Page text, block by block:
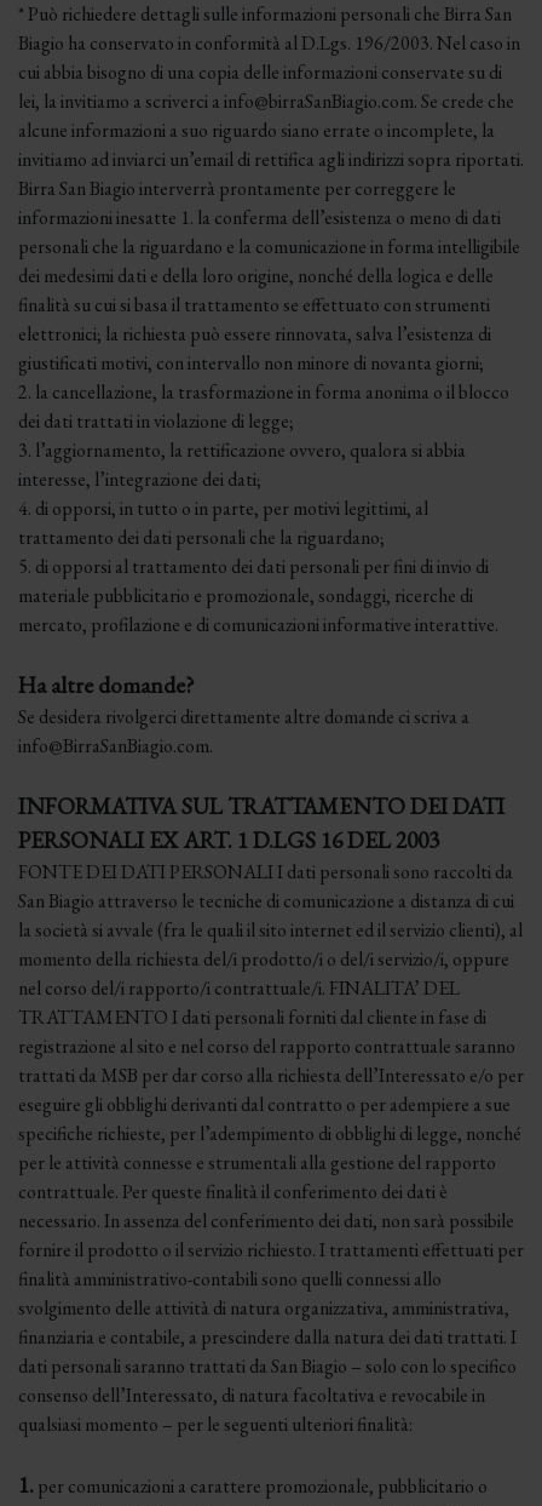
* Può richiedere dettagli sulle informazioni personali che Birra San
Biagio ha conservato in conformità al D.Lgs. 196/2003. Nel caso in
cui abbia bisogno di una copia delle informazioni conservate su di
lei, la invitiamo a scriverci a info@birraSanBiagio.com. Se crede che
alcune informazioni a suo riguardo siano errate o incomplete, la
invitiamo ad inviarci un’email di rettifica agli indirizzi sopra riportati.
Birra San Biagio interverrà prontamente per correggere le
informazioni inesatte 1. la conferma dell’esistenza o meno di dati
personali che la riguardano e la comunicazione in forma intelligibile
dei medesimi dati e della loro origine, nonché della logica e delle
finalità su cui si basa il trattamento se effettuato con strumenti
elettronici; la richiesta può essere rinnovata, salva l’esistenza di
giustificati motivi, con intervallo non minore di novanta giorni;
2. la cancellazione, la trasformazione in forma anonima o il blocco
dei dati trattati in violazione di legge;
3. l’aggiornamento, la rettificazione ovvero, qualora si abbia
interesse, l’integrazione dei dati;
4. di opporsi, in tutto o in parte, per motivi legittimi, al
trattamento dei dati personali che la riguardano;
5. di opporsi al trattamento dei dati personali per fini di invio di
materiale pubblicitario e promozionale, sondaggi, ricerche di
mercato, profilazione e di comunicazioni informative interattive.
Ha altre domande?
Se desidera rivolgerci direttamente altre domande ci scriva a
info@BirraSanBiagio.com.
INFORMATIVA SUL TRATTAMENTO DEI DATI
PERSONALI EX ART. 1 D.LGS 16 DEL 2003
FONTE DEI DATI PERSONALI I dati personali sono raccolti da
San Biagio attraverso le tecniche di comunicazione a distanza di cui
la società si avvale (fra le quali il sito internet ed il servizio clienti), al
momento della richiesta del/i prodotto/i o del/i servizio/i, oppure
nel corso del/i rapporto/i contrattuale/i. FINALITA’ DEL
TRATTAMENTO I dati personali forniti dal cliente in fase di
registrazione al sito e nel corso del rapporto contrattuale saranno
trattati da MSB per dar corso alla richiesta dell’Interessato e/o per
eseguire gli obblighi derivanti dal contratto o per adempiere a sue
specifiche richieste, per l’adempimento di obblighi di legge, nonché
per le attività connesse e strumentali alla gestione del rapporto
contrattuale. Per queste finalità il conferimento dei dati è
necessario. In assenza del conferimento dei dati, non sarà possibile
fornire il prodotto o il servizio richiesto. I trattamenti effettuati per
finalità amministrativo-contabili sono quelli connessi allo
svolgimento delle attività di natura organizzativa, amministrativa,
finanziaria e contabile, a prescindere dalla natura dei dati trattati. I
dati personali saranno trattati da San Biagio – solo con lo specifico
consenso dell’Interessato, di natura facoltativa e revocabile in
qualsiasi momento – per le seguenti ulteriori finalità:
1. per comunicazioni a carattere promozionale, pubblicitario o